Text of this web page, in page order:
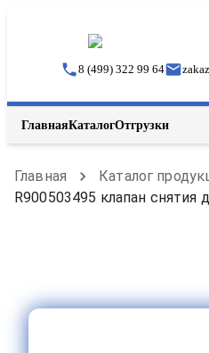
8 (499) 322 99 64 zakaz
ГлавнаяКаталогОтгрузки
Главная
Каталог
R900503495 клапан снятия